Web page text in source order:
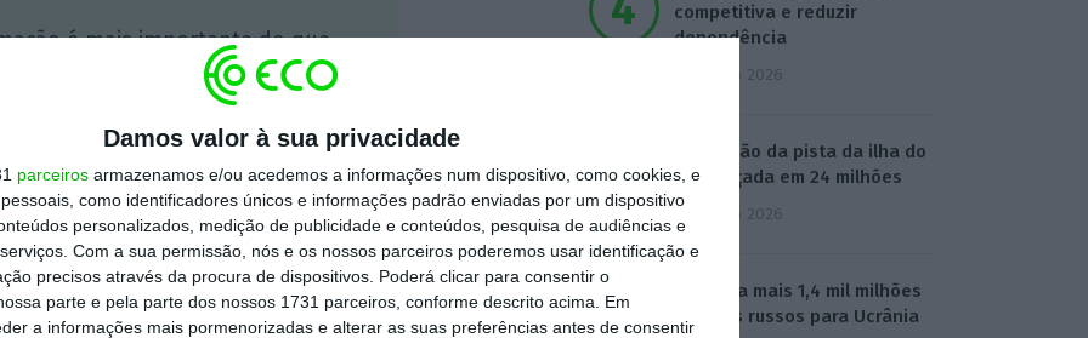
Damos valor à sua privacidade
parceiros armazenamos e/ou acedemos a informações num dispositivo, como cookies, e
como identificadores únicos e informações padrão enviadas por um dispositivo
personalizados, medição de publicidade e conteúdos, pesquisa de audiências e
Com a sua permissão, nós e os nossos parceiros poderemos usar identificação e
precisos através da procura de dispositivos. Poderá clicar para consentir o
parte e pela parte dos nossos 1731 parceiros, conforme descrito acima. Em
a informações mais pormenorizadas e alterar as suas preferências antes de consentir
é mais importante do que
e rigoroso.
e tenha acesso a notícias
às reportagens e especiais que
apoiar o ECO e os seus
é o jornalismo independente,
competitiva e reduzir
dependência
4 Agosto 2026
Ampliação da pista da ilha do
Pico orçada em 24 milhões
4 Agosto 2026
UE envia mais 1,4 mil milhões
de juros russos para Ucrânia